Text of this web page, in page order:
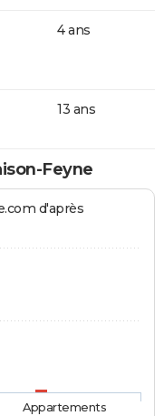
4 ans
13 ans
Feyne
d'après
Appartements